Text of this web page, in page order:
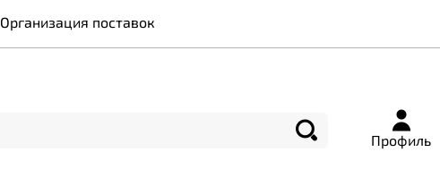
Организация поставок
Профиль